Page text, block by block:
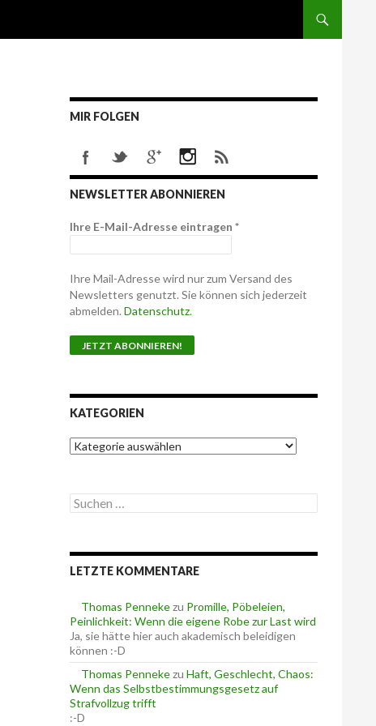
MIR FOLGEN
NEWSLETTER ABONNIEREN
Ihre E-Mail-Adresse eintragen *
Ihre Mail-Adresse wird nur zum Versand des
Newsletters genutzt. Sie können sich jederzeit
abmelden. Datenschutz.
KATEGORIEN
K
a
g
o
n
S
u
e
n
c
h
:
LETZTE KOMMENTARE
Thomas Pennekezu Promille, Pöbeleien,
Peinlichkeit: Wenn die eigene Robe zur Last wird
Ja, sie hätte hier auch akademisch beleidigen
können :-D
Thomas Pennekezu Haft, Geschlecht, Chaos:
Wenn das Selbstbestimmungsgesetz auf
Strafvollzug trifft
:-D